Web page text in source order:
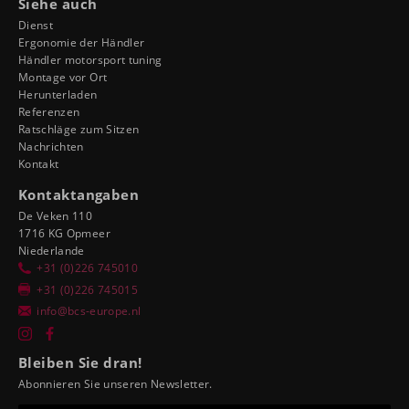
Siehe auch
Dienst
Ergonomie der Händler
Händler motorsport tuning
Montage vor Ort
Herunterladen
Referenzen
Ratschläge zum Sitzen
Nachrichten
Kontakt
Kontaktangaben
De Veken 110
1716 KG Opmeer
Niederlande
+31 (0)226 745010
+31 (0)226 745015
info@bcs-europe.nl
Bleiben Sie dran!
Abonnieren Sie unseren Newsletter.